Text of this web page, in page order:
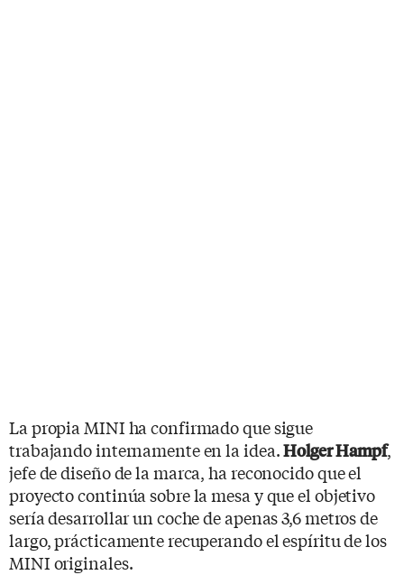
La propia MINI ha confirmado que sigue
trabajando internamente en la idea.Holger Hampf,
jefe de diseño de la marca, ha reconocido que el
proyecto continúa sobre la mesa y que el objetivo
sería desarrollar un coche de apenas 3,6 metros de
largo, prácticamente recuperando el espíritu de los
MINI originales.